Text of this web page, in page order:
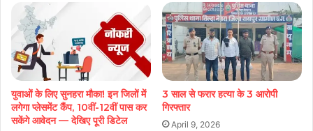
युवाओं के लिए सुनहरा मौका! इन जिलों में
लगेगा प्लेसमेंट कैंप, 10वीं-12वीं पास कर
सकेंगे आवेदन — देखिए पूरी डिटेल
3 साल से फरार हत्या के 3 आरोपी
गिरफ्तार
April 9, 2026